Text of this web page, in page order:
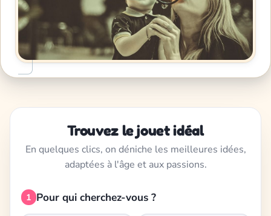
Trouvez le jouet idéal
En quelques clics, on déniche les meilleures idées,
adaptées à l'âge et aux passions.
1 Pour qui cherchez-vous ?